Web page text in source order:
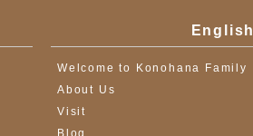
English
Welcome to Konohana Family
About Us
Visit
Blog